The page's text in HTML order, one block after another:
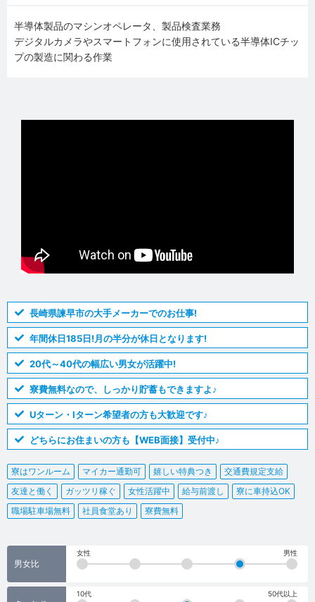
半導体製品のマシンオペレータ、製品検査業務
デジタルカメラやスマートフォンに使用されている半導体ICチッ
プの製造に関わる作業
長崎県諫早市の大手メーカーでのお仕事!
年間休日185日!月の半分が休日となります!
20代～40代の幅広い男女が活躍中!
寮費無料なので、しっかり貯蓄もできますよ♪
Uターン・Iターン希望者の方も大歓迎です♪
どちらにお住まいの方も【WEB面接】受付中♪
寮はワンルーム マイカー通勤可 嬉しい特典つき
交通費規定支給
友達と働く
ガッツリ稼ぐ 女性活躍中 給与前渡し
寮に車持込OK
職場駐車場無料
社員食堂あり 寮費無料
男女比
女性 男性
10代 50代以上